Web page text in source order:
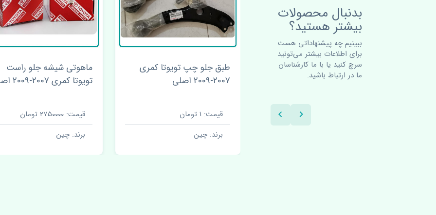
بدنبال محصولات
بیشتر هستید؟
ببینیم چه پیشنهاداتی هست
برای اطلاعات بیشتر می‌تونید
سرچ کنید یا با ما کارشناسان
ما در ارتباط باشید.
نوار دور درب جلو راست تویوتا
کمری 2007-2009 اصلی
طبق جلو چپ تویوتا کمری
2007-2009 اصلی
قیمت: 1 تومان
برند: چین
ماهوتی شیشه جلو راست
تویوتا کمری 2007-2009 اصلی
قیمت: 2750000 تومان
برند: چین